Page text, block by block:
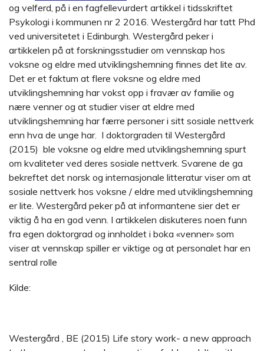
og velferd, på i en fagfellevurdert artikkel i tidsskriftet
Psykologi i kommunen nr 2 2016. Westergård har tatt Phd
ved universitetet i Edinburgh. Westergård peker i
artikkelen på at forskningsstudier om vennskap hos
voksne og eldre med utviklingshemning finnes det lite av.
Det er et faktum at flere voksne og eldre med
utviklingshemning har vokst opp i fravær av familie og
nære venner og at studier viser at eldre med
utviklingshemning har færre personer i sitt sosiale nettverk
enn hva de unge har. I doktorgraden til Westergård
(2015) ble voksne og eldre med utviklingshemning spurt
om kvaliteter ved deres sosiale nettverk. Svarene de ga
bekreftet det norsk og internasjonale litteratur viser om at
sosiale nettverk hos voksne / eldre med utviklingshemning
er lite. Westergård peker på at informantene sier det er
viktig å ha en god venn. I artikkelen diskuteres noen funn
fra egen doktorgrad og innholdet i boka «venner» som
viser at vennskap spiller er viktige og at personalet har en
sentral rolle
Kilde:
Westergård , BE (2015) Life story work- a new approach